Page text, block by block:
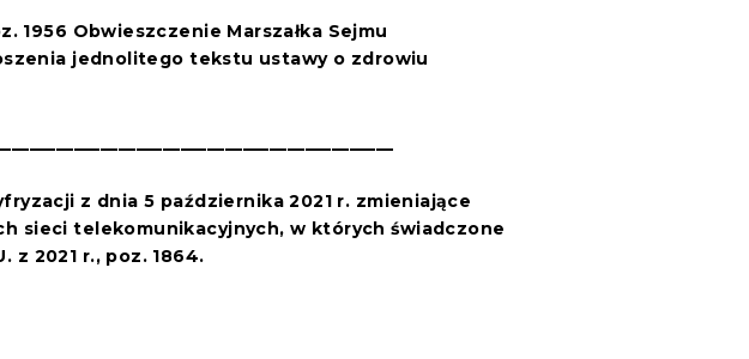
1956 Obwieszczenie Marszałka Sejmu
jednolitego tekstu ustawyo zdrowiu
z dnia5 października 2021 r. zmieniające
sieci telekomunikacyjnych, w których świadczone
2021 r., poz. 1864.